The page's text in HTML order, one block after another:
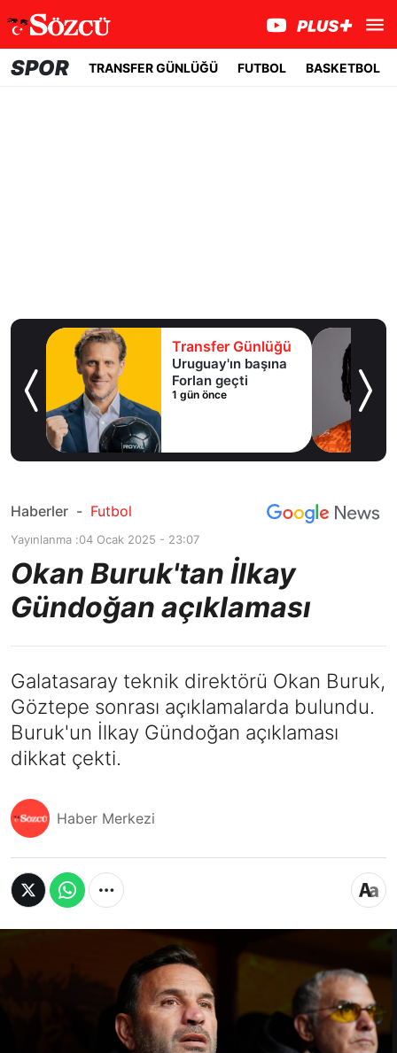
SPOR TRANSFER GÜNLÜĞÜ FUTBOL BASKETBOL
Transfer Günlüğü
Uruguay'ın başına
Forlan geçti
1 gün önce
Haberler - Futbol
Yayınlanma :04 Ocak 2025 - 23:07
Okan Buruk'tan İlkay
Gündoğan açıklaması
Galatasaray teknik direktörü Okan Buruk,
Göztepe sonrası açıklamalarda bulundu.
Buruk'un İlkay Gündoğan açıklaması
dikkat çekti.
Haber Merkezi